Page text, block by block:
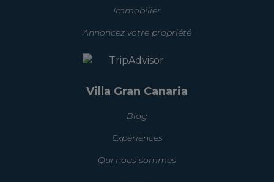
Immobilier
Annoncez votre propriété
Villa Gran Canaria
Blog
Expériences
Qui nous sommes